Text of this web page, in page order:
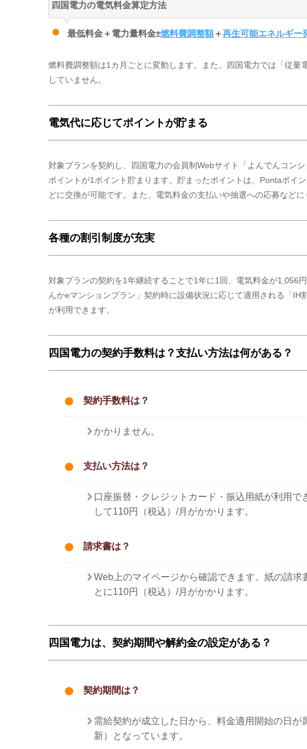
四国電力の電気料金算定方法
最低料金＋電力量料金±燃料費調整額＋再生可能エネルギー
燃料費調整額は1カ月ごとに変動します。また、四国電力では「従
していません。
電気代に応じてポイントが貯まる
対象プランを契約し、四国電力の会員制Webサイト「よんでんコン
ポイントが1ポイント貯まります。貯まったポイントは、Pontaポイ
どに交換が可能です。また、電気料金の支払いや抽選への応募などに
各種の割引制度が充実
対象プランの契約を1年継続することで1年に1回、電気料金が1,056
んかeマンションプラン」契約時に設備状況に応じて適用される「
が利用できます。
四国電力の契約手数料は？支払い方法は何がある？
契約手数料は？
かかりません。
支払い方法は？
口座振替・クレジットカード・振込用紙が利用
して110円（税込）/月がかかります。
請求書は？
Web上のマイページから確認できます。紙の請
とに110円（税込）/月がかかります。
四国電力は、契約期間や解約金の設定がある？
契約期間は？
需給契約が成立した日から、料金適用開始の日
新）となっています。